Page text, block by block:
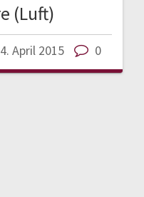
(Luft)
April 2015 0